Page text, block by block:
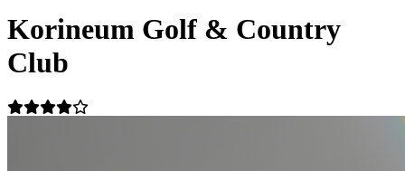
Korineum Golf & Country
Club